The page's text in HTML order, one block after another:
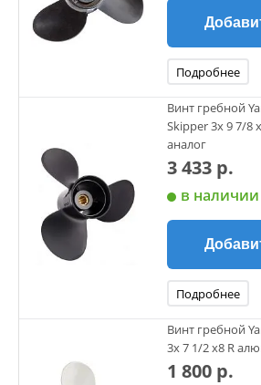
Подробнее
Винт гребной
Skipper 3х 9 7/8
аналог
3 433 р.
в наличии
Подробнее
Винт гребной
3х 7 1/2 х8 R
1 800 р.